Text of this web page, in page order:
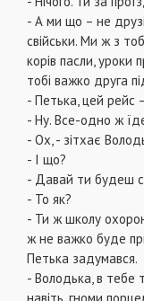
- А ми що – не
свійськи. Ми ж з
корів пасли, уроки
тобі важко друга
- Петька, цей рейс
- Ну. Все-одно ж
- Ох, - зітхає
- І що?
- Давай ти будеш
- То як?
- Ти ж школу
ж не важко буде
Петька задумався.
- Володька, в тебе